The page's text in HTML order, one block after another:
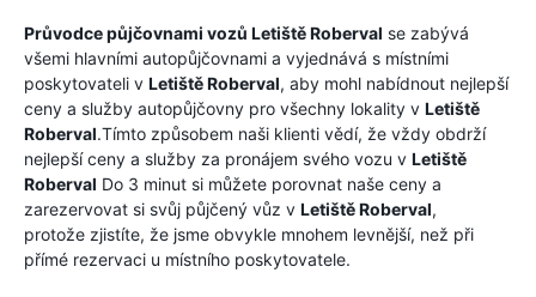
Průvodce půjčovnami vozů Letiště Roberval se zabývá
všemi hlavními autopůjčovnami a vyjednává s místními
poskytovateli v Letiště Roberval, aby mohl nabídnout nejlepší
ceny a služby autopůjčovny pro všechny lokality v Letiště
Roberval.Tímto způsobem naši klienti vědí, že vždy obdrží
nejlepší ceny a služby za pronájem svého vozu v Letiště
Roberval Do 3 minut si můžete porovnat naše ceny a
zarezervovat si svůj půjčený vůz v Letiště Roberval,
protože zjistíte, že jsme obvykle mnohem levnější, než při
přímé rezervaci u místního poskytovatele.